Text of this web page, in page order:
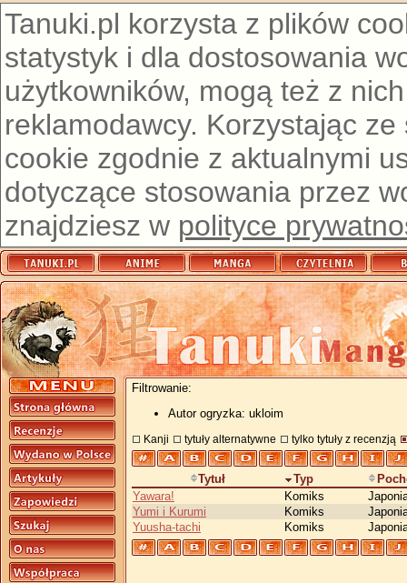
Tanuki.pl korzysta z plików
statystyk i dla dostosowania
użytkowników, mogą też z
reklamodawcy. Korzystając
cookie zgodnie z aktualnymi
dotyczące stosowania przez
znajdziesz w polityce
Filtrowanie:
Autor ogryzka: ukloim
Kanji tytuły alternatywne tylko tytuły z recenzją
Tytuł Typ
Yawara!
Komiks
Yumi i Kurumi
Komiks
Yuusha-tachi
Komiks